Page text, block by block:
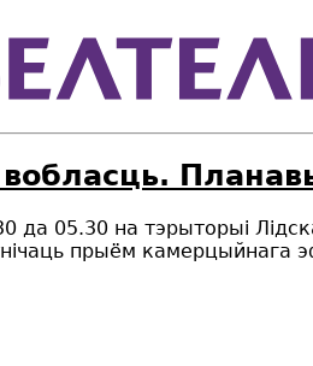
вобласць.
05.30 на тэрыторыі
прыём камерцыйнага